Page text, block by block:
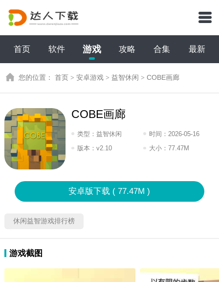
首页 软件 游戏 攻略 合集 最新
您的位置：首页 >安卓游戏 >益智休闲 >COBE画廊
COBE画廊
类型：益智休闲 时间： 2026-05-16
18:2026
版本：v2.10 大小： 77.47M
安卓版下载 ( 77.47M )
休闲益智游戏排行榜
游戏截图